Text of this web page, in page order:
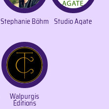
Stephanie Böhm Studio Agate
Walpurgis
Éditions